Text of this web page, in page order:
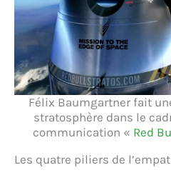
Félix Baumgartner fait
stratosphère dans le
communication « Red
Les quatre piliers de